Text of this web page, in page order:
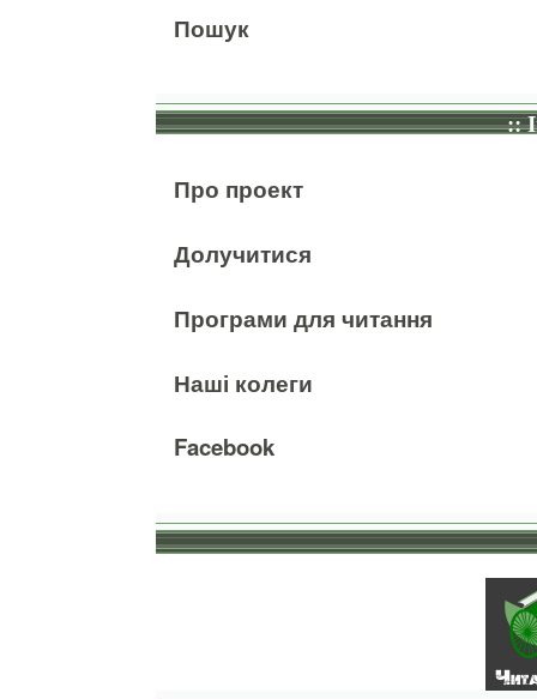
Пошук
::
Про проект
Долучитися
Програми для читання
Наші колеги
Facebook